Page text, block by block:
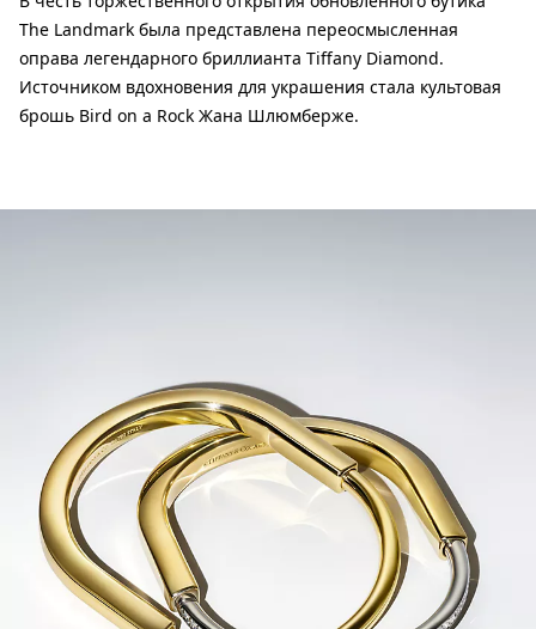
The Landmark была представлена переосмысленная
оправа легендарного бриллианта Tiffany Diamond.
Источником вдохновения для украшения стала культовая
брошь Bird on a Rock Жана Шлюмберже.